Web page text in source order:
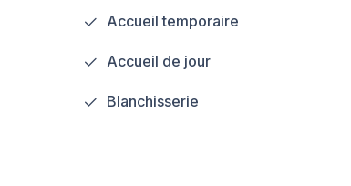
Accueil temporaire
Accueil de jour
Blanchisserie